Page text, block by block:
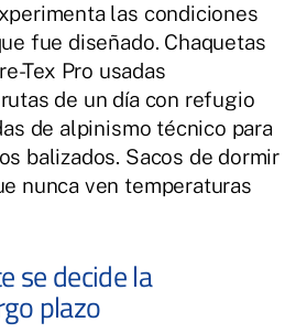
las condiciones
fue diseñado. Chaquetas
Tex Pro usadas
de un día con refugio
de alpinismo técnico para
balizados. Sacos de dormir
nunca ven temperaturas
se decide la
plazo